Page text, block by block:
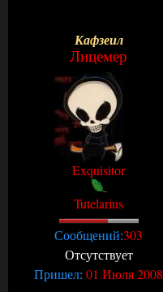
Кафзеил
Лицемер
Exquisitor
Tutelarius
Сообщений:303
Отсутствует
Пришел: 01 Июля 2008